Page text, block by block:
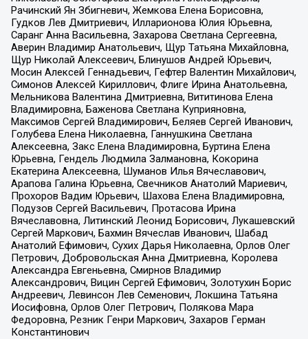
Рачинский Ян Збигневич, Жемкова Елена Борисовна,
Гудков Лев Дмитриевич, Илларионова Юлия Юрьевна,
Саранг Анна Васильевна, Захарова Светлана Сергеевна,
Аверин Владимир Анатольевич, Щур Татьяна Михайловна,
Щур Николай Алексеевич, Блинушов Андрей Юрьевич,
Мосин Алексей Геннадьевич, Гефтер Валентин Михайлович,
Симонов Алексей Кириллович, Флиге Ирина Анатольевна,
Мельникова Валентина Дмитриевна, Вититинова Елена
Владимировна, Баженова Светлана Куприяновна,
Максимов Сергей Владимирович, Беляев Сергей Иванович,
Голубева Елена Николаевна, Ганнушкина Светлана
Алексеевна, Закс Елена Владимировна, Буртина Елена
Юрьевна, Гендель Людмила Залмановна, Кокорина
Екатерина Алексеевна, Шуманов Илья Вячеславович,
Арапова Галина Юрьевна, Свечников Анатолий Мариевич,
Прохоров Вадим Юрьевич, Шахова Елена Владимировна,
Подузов Сергей Васильевич, Протасова Ирина
Вячеславовна, Литинский Леонид Борисович, Лукашевский
Сергей Маркович, Бахмин Вячеслав Иванович, Шабад
Анатолий Ефимович, Сухих Дарья Николаевна, Орлов Олег
Петрович, Добровольская Анна Дмитриевна, Королева
Александра Евгеньевна, Смирнов Владимир
Александрович, Вицин Сергей Ефимович, Золотухин Борис
Андреевич, Левинсон Лев Семенович, Локшина Татьяна
Иосифовна, Орлов Олег Петрович, Полякова Мара
Федоровна, Резник Генри Маркович, Захаров Герман
Константинович